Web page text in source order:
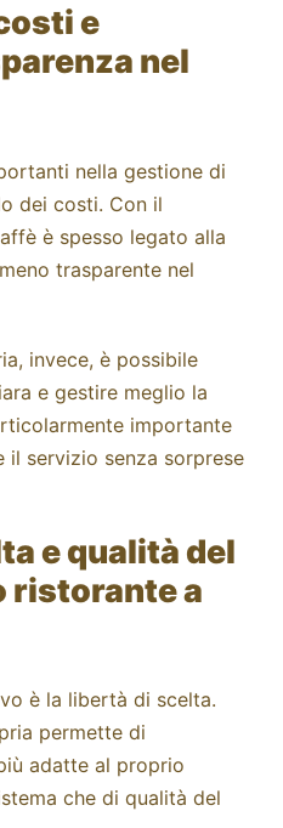
e
nel
nella gestione di
dei costi. Con il
è spesso legato alla
trasparente nel
invece, è possibile
e gestire meglio la
importante
servizio senza sorprese
e qualità del
ristorante a
è la libertà di scelta.
permette di
adatte al proprio
che di qualità del